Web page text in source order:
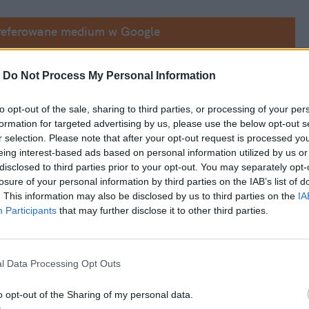
Do Not Process My Personal Information
opt-out of the sale, sharing to third parties, or processing of your
for targeted advertising by us, please use the below opt-out
selection. Please note that after your opt-out request is processed
interest-based ads based on personal information utilized by us
to third parties prior to your opt-out. You may separately
of your personal information by third parties on the IAB’s list of
This information may also be disclosed by us to third parties on the
Participants that may further disclose it to other third parties.
Data Processing Opt Outs
opt-out of the Sharing of my personal data.
medium w Google
rządowej komisji ds. wpływów rosyjskich
ABW przez premier Szydło i
kontrwywiad i ewidentnie była w
X.